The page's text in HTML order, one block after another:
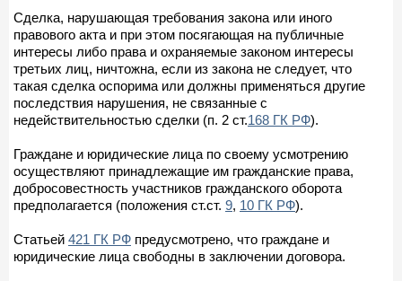
Сделка, нарушающая требования закона или иного
правового акта и при этом посягающая на публичные
интересы либо права и охраняемые законом интересы
третьих лиц, ничтожна, если из закона не следует, что
такая сделка оспорима или должны применяться другие
последствия нарушения, не связанные с
недействительностью сделки (п. 2 ст.168 ГК РФ).
Граждане и юридические лица по своему усмотрению
осуществляют принадлежащие им гражданские права,
добросовестность участников гражданского оборота
предполагается (положения ст.ст. 9, 10 ГК РФ).
Статьей 421 ГК РФ предусмотрено, что граждане и
юридические лица свободны в заключении договора.